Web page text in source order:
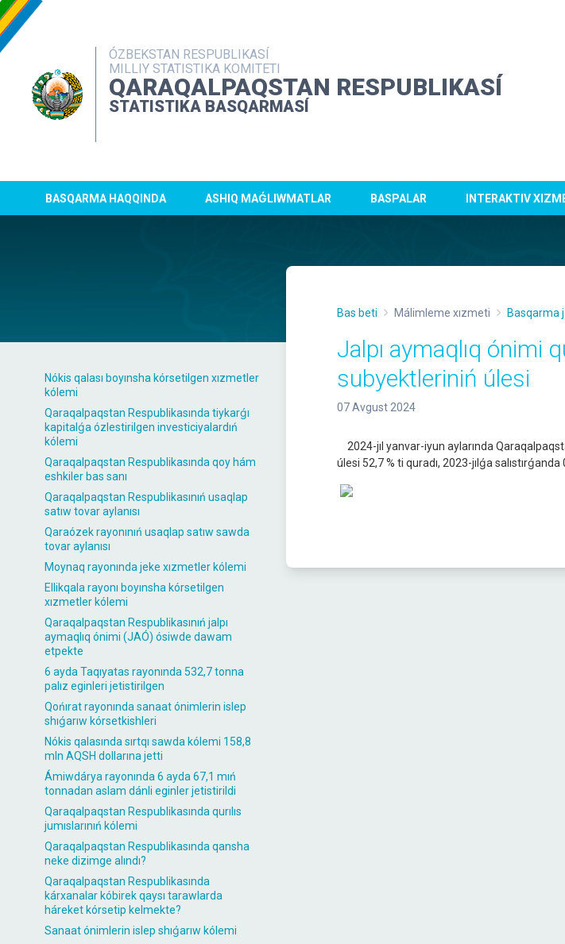
ÓZBEKSTAN RESPUBLIKASÍ
MILLIY STATISTIKA KOMITETI
QARAQALPAQSTAN RESPUBLIKASÍ
STATISTIKA BASQARMASÍ
BASQARMA HAQQINDA ASHIQ MAǴLIWMATLAR BASPALAR INTERAKTIV
Nókis qalası boyınsha kórsetilgen xızmetler
kólemi
Qaraqalpaqstan Respublikasında tiykarǵı
kapitalǵa ózlestirilgen investiciyalardıń
kólemi
Qaraqalpaqstan Respublikasında qoy hám
eshkiler bas sanı
Qaraqalpaqstan Respublikasınıń usaqlap
satıw tovar aylanısı
Qaraózek rayonınıń usaqlap satıw sawda
tovar aylanısı
Moynaq rayonında jeke xızmetler kólemi
Ellikqala rayonı boyınsha kórsetilgen
xızmetler kólemi
Qaraqalpaqstan Respublikasınıń jalpı
aymaqlıq ónimi (JAÓ) ósiwde dawam
etpekte
6 ayda Taqıyatas rayonında 532,7 tonna
palız eginleri jetistirilgen
Qońırat rayonında sanaat ónimlerin islep
shıǵarıw kórsetkishleri
Nókis qalasında sırtqı sawda kólemi 158,8
mln AQSH dollarına jetti
Ámiwdárya rayonında 6 ayda 67,1 mıń
tonnadan aslam dánli eginler jetistirildi
Qaraqalpaqstan Respublikasında qurılıs
jumıslarınıń kólemi
Qaraqalpaqstan Respublikasında qansha
neke dizimge alındı?
Qaraqalpaqstan Respublikasında
kárxanalar kóbirek qaysı tarawlarda
háreket kórsetip kelmekte?
Sanaat ónimlerin islep shıǵarıw kólemi
Bas beti Málimleme xızmeti Basqarma
Jalpı aymaqlıq ónimi
subyektleriniń úlesi
07 Avgust 2024
2024-jıl yanvar-iyun aylarında
úlesi 52,7 % ti quradı, 2023-jılǵa